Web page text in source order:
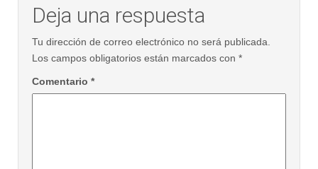
Deja una respuesta
Tu dirección de correo electrónico no será publicada.
Los campos obligatorios están marcados con *
Comentario *